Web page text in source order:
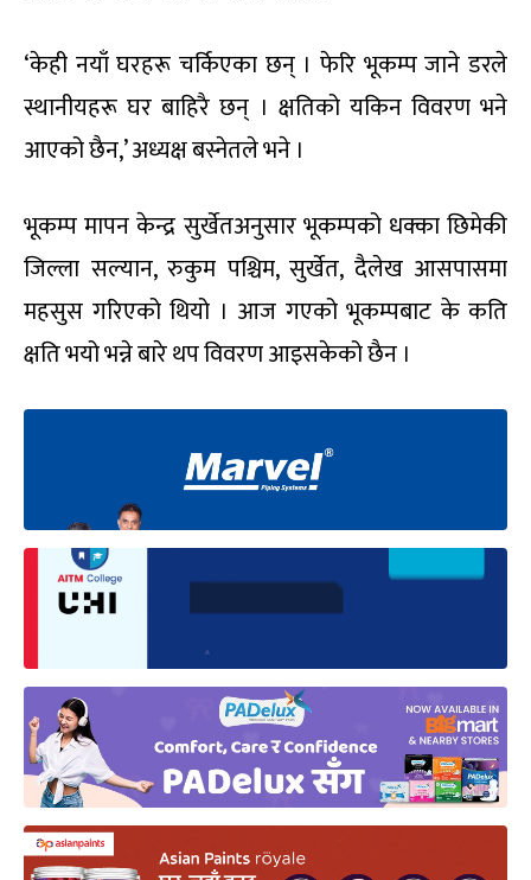
‘केही नयाँ घरहरू चर्किएका छन् । फेरि भूकम्प जाने डरले
स्थानीयहरू घर बाहिरै छन् । क्षतिको यकिन विवरण भने
आएको छैन,’ अध्यक्ष बस्नेतले भने ।
भूकम्प मापन केन्द्र सुर्खेतअनुसार भूकम्पको धक्का छिमेकी
जिल्ला सल्यान, रुकुम पश्चिम, सुर्खेत, दैलेख आसपासमा
महसुस गरिएको थियो । आज गएको भूकम्पबाट के कति
क्षति भयो भन्ने बारे थप विवरण आइसकेको छैन ।